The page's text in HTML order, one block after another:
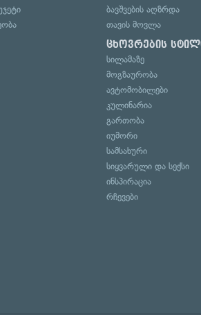
ბავშვების აღზრდა
თავის მოვლა
ცხოვრების
სილამაზე
მოგზაურობა
ავტომობილები
კულინარია
გართობა
იუმორი
სამსახური
სიყვარული და სექსი
ინსპირაცია
რჩევები